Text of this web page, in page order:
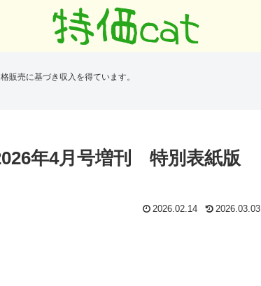
販売に基づき収入を得ています。
年4月号増刊 特別表紙版
2026.02.14 2026.03.03